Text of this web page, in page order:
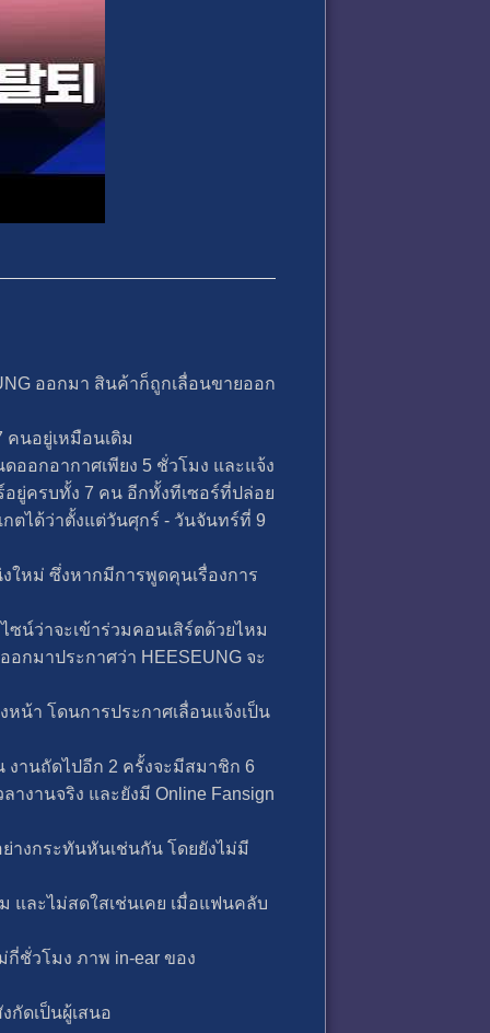
ออกมา สินค้าก็ถูกเลื่อนขายออก
คนอยู่เหมือนเดิม
ออกอากาศเพียง 5 ชั่วโมง และแจ้ง
อยู่ครบทั้ง 7 คน อีกทั้งทีเซอร์ที่ปล่อย
ตได้ว่าตั้งแต่วันศุกร์ - วันจันทร์ที่ 9
ใหม่ ซึ่งหากมีการพูดคุนเรื่องการ
ซน์ว่าจะเข้าร่วมคอนเสิร์ตด้วยไหม
กมาประกาศว่า HEESEUNG จะ
หน้า โดนการประกาศเลื่อนแจ้งเป็น
งานถัดไปอีก 2 ครั้งจะมีสมาชิก 6
งานจริง และยังมี Online Fansign
างกระทันหันเช่นกัน โดยยังไม่มี
และไม่สดใสเช่นเคย เมื่อแฟนคลับ
กี่ชั่วโมง ภาพ in-ear ของ
กัดเป็นผู้เสนอ